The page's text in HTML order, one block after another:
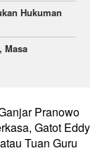
Hukuman
Masa
Pranowo
Gatot Eddy
Tuan Guru